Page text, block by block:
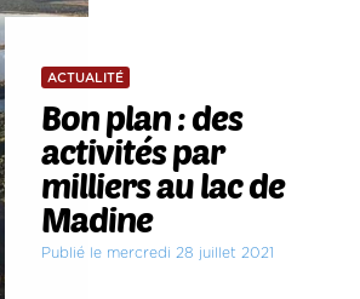
ACTUALITÉ
Bon plan : des
activités par
milliers au lac de
Madine
Publié le mercredi 28 juillet 2021